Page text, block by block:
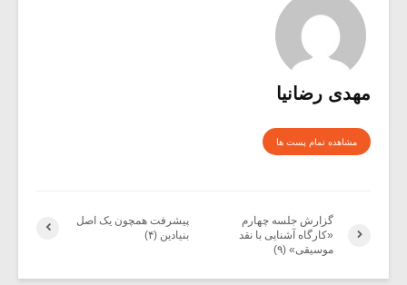
مهدی رضانیا
مشاهده تمام پست ها
پیشرفت همچون یک اصل
بنیادین (۴)
گزارش جلسه چهارم
«کارگاه آشنایی با نقد
موسیقی» (۹)